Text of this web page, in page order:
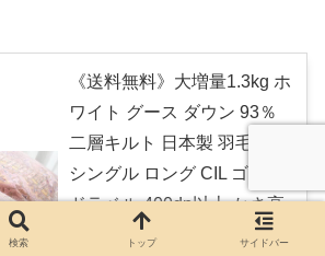
《送料無料》大増量1.3kg ホ
ワイト グース ダウン 93％
二層キルト 日本製 羽毛布団
シングル ロング CIL ゴール
ドラベル 400dp以上 かさ高
165mm以上 抗菌 消臭 掛け
検索 トップ サイドバー